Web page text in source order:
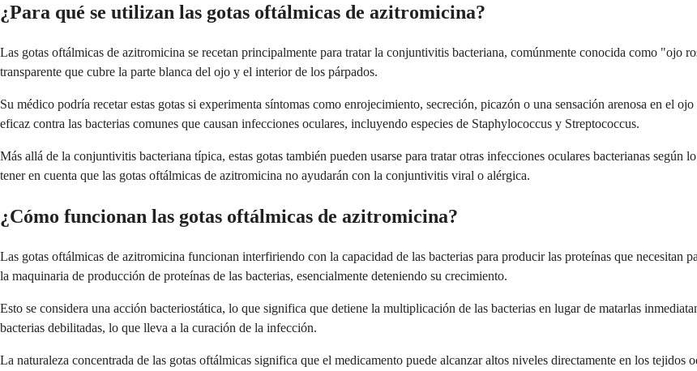
¿Para qué se utilizan las gotas oftálmicas de azitromicina?
Las gotas oftálmicas de azitromicina se recetan principalmente para tratar la conjuntivitis bacteriana, comúnmente conocida como "ojo
transparente que cubre la parte blanca del ojo y el interior de los párpados.
Su médico podría recetar estas gotas si experimenta síntomas como enrojecimiento, secreción, picazón o una sensación arenosa en el
eficaz contra las bacterias comunes que causan infecciones oculares, incluyendo especies de Staphylococcus y Streptococcus.
Más allá de la conjuntivitis bacteriana típica, estas gotas también pueden usarse para tratar otras infecciones oculares bacterianas
tener en cuenta que las gotas oftálmicas de azitromicina no ayudarán con la conjuntivitis viral o alérgica.
¿Cómo funcionan las gotas oftálmicas de azitromicina?
Las gotas oftálmicas de azitromicina funcionan interfiriendo con la capacidad de las bacterias para producir las proteínas que necesitan
la maquinaria de producción de proteínas de las bacterias, esencialmente deteniendo su crecimiento.
Esto se considera una acción bacteriostática, lo que significa que detiene la multiplicación de las bacterias en lugar de matarlas
bacterias debilitadas, lo que lleva a la curación de la infección.
La naturaleza concentrada de las gotas oftálmicas significa que el medicamento puede alcanzar altos niveles directamente en los tejidos